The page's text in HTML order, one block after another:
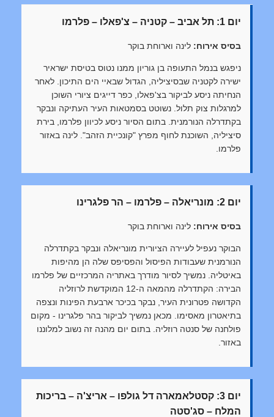
יום 1: תל אביב – קטניה – צ'פאלו – פלרמו
בסיס אירוח: לינה וארוחת בוקר
ניפגש בנמל התעופה בן גוריון ממנו נטוס בטיסת ישראיר
ישירה לקטניה שבסיציליה, הגדול שבאיי הים התיכון. לאחר
הנחיתה ניסע לביקור בצ'פאלו, כפר דייגים ציורי השוכן
למרגלות צוק תלול. נשוטט בסמטאות העיר העתיקה ונבקר
בקתדרלה הנורמנית. בתום הסיור ניסע לכיוון פלרמו, בירת
סיציליה, השוכנת לחוף מפרץ "קונכיית הזהב". לינה באזור
פלרמו.
יום 2: מונריאלה – פלרמו – הר פלגרינו
בסיס אירוח: לינה וארוחת בוקר
הבוקר נעפיל לעיירה הציורית מונריאלה ונבקר בקתדרלה
הנורמנית שעבודות הפיסול והפסיפס שלה הן מהיפות
באיטליה. נמשיך לסיור מודרך באתריה המרכזיים של פלרמו
הבירה: הקתדרלה מהמאה ה-12 המוקדשת לרוזליה
הקדושה פטרונית העיר, נבקר בכיכר ארבעת הפינות ונצפה
בתיאטרון מאסימו. מכאן נמשיך לביקור בהר פלגרינו - מקום
פולחנה של סנטה רוזליה. בתום יום מהנה זה נשוב למלוננו
באזור.
יום 3: קסטלאמארה דל גולפו – אריצ'ה – בריכות
המלח – סג'סטה